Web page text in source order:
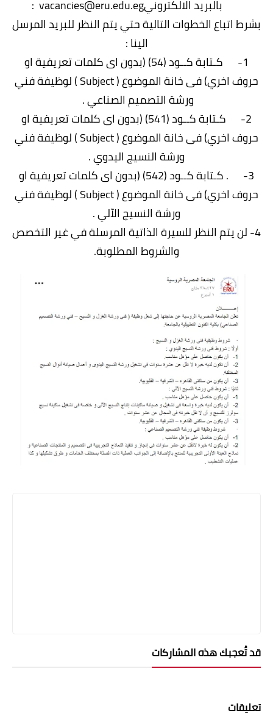
بالبريد الالكترونيvacancies@eru.edu.eg :
بشرط اتباع الخطوات التالية حتي يتم النظر للبريد المرسل
الينا :
1- كـتابة كــود (54) (بدون اى كلمات تعريفية او
حروف اخري) فى خانة الموضوع ( Subject ) لوظيفة فني
ورشة التصميم الصناعي .
2- كـتابة كــود (541) (بدون اى كلمات تعريفية او
حروف اخري) فى خانة الموضوع ( Subject ) لوظيفة فني
ورشة النسيج اليدوي .
3- . كـتابة كــود (542) (بدون اى كلمات تعريفية او
حروف اخري) فى خانة الموضوع ( Subject ) لوظيفة فني
ورشة النسيج الآلي .
4- لن يتم النظر للسيرة الذاتية المرسلة في غير التخصص
والشروط المطلوبة.
قد تُعجبك هذه المشاركات
تعليقات